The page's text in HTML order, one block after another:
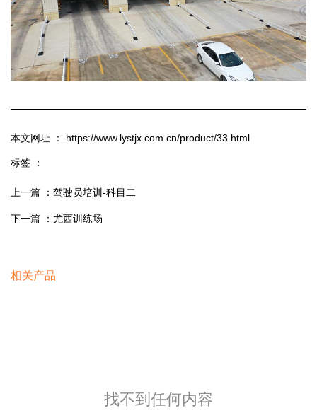
本文网址 ： https://www.lystjx.com.cn/product/33.html
标签 ：
上一篇 ： 驾驶员培训-科目二
下一篇 ： 尤西训练场
相关产品
找不到任何内容